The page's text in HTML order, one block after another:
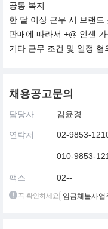
공통 복지
한 달 이상 근무 시 브랜드
판매에 따라서 +@ 인센
기타 근무 조건 및 일정 협
채용공고문의
담당자 김윤경
연락처 02-9853-
010-9853-
팩스 02--
꼭 확인하세요 임금체불사업